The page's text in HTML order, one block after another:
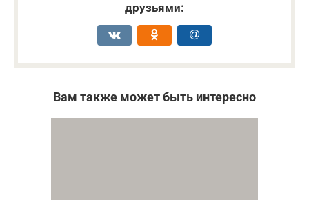
друзьями:
Вам также может быть интересно